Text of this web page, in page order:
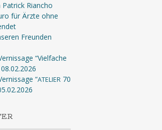
Patrick Riancho
für Ärzte ohne
Freunden
“Vielfache
“ATELIER70